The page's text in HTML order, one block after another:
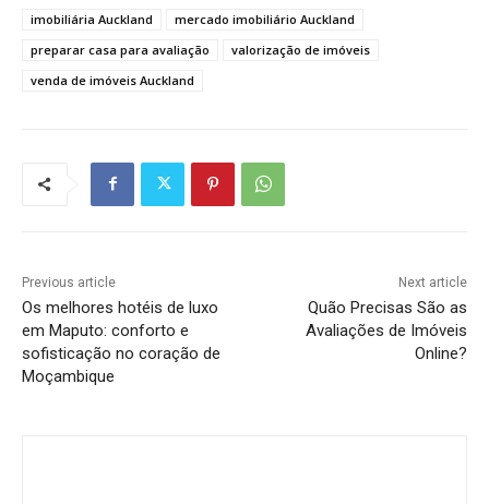
imobiliária Auckland
mercado imobiliário Auckland
preparar casa para avaliação
valorização de imóveis
venda de imóveis Auckland
Previous article
Os melhores hotéis de luxo
em Maputo: conforto e
sofisticação no coração de
Moçambique
Next article
Quão Precisas São as
Avaliações de Imóveis
Online?